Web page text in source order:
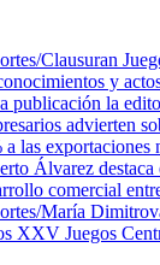
Clausuran
y
publicación la
advierten
las exportaciones
Álvarez destaca
comercial
María
XXV Juegos